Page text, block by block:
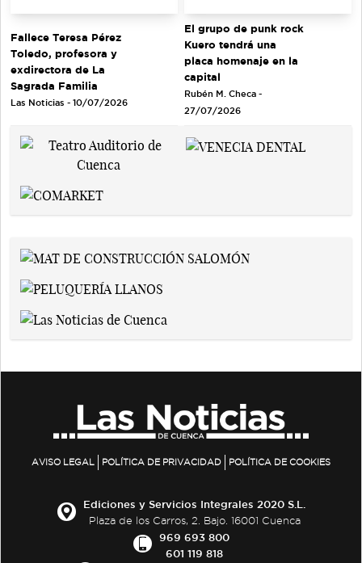
Fallece Teresa Pérez
Toledo, profesora y
exdirectora de La
Sagrada Familia
Las Noticias - 10/07/2026
El grupo de punk rock
Kuero tendrá una
placa homenaje en la
capital
Rubén M. Checa -
27/07/2026
AVISO LEGAL POLÍTICA DE PRIVACIDAD POLÍTICA DE COOKIES
Ediciones y Servicios Integrales 2020 S.L.
Plaza de los Carros, 2. Bajo. 16001 Cuenca
969 693 800
601 119 818